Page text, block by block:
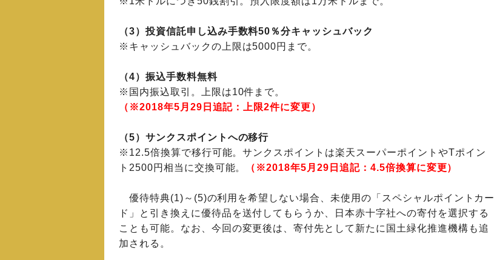
（3）投資信託申し込み手数料50％分キャッシュバック
※キャッシュバックの上限は5000円まで。
（4）振込手数料無料
※国内振込取引。上限は10件まで。
（※2018年5月29日追記：上限2件に変更）
（5）サンクスポイントへの移行
※12.5倍換算で移行可能。サンクスポイントは楽天スーパーポイントやTポイン
ト2500円相当に交換可能。
（※2018年5月29日追記：4.5倍換算に変更）
優待特典(1)～(5)の利用を希望しない場合、未使用の「スペシャルポイントカー
ド」と引き換えに優待品を送付してもらうか、日本赤十字社への寄付を選択する
ことも可能。なお、今回の変更後は、寄付先として新たに国土緑化推進機構も追
加される。